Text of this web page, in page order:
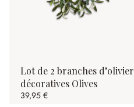
Lot de 2 branches d’olivier
décoratives Olives
39,95 €